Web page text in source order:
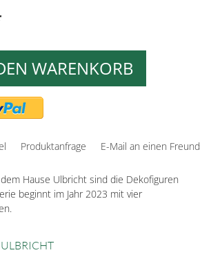
WARENKORB
Produktanfrage E-Mail an einen Freund
Hause Ulbricht sind die Dekofiguren
beginnt im Jahr 2023 mit vier